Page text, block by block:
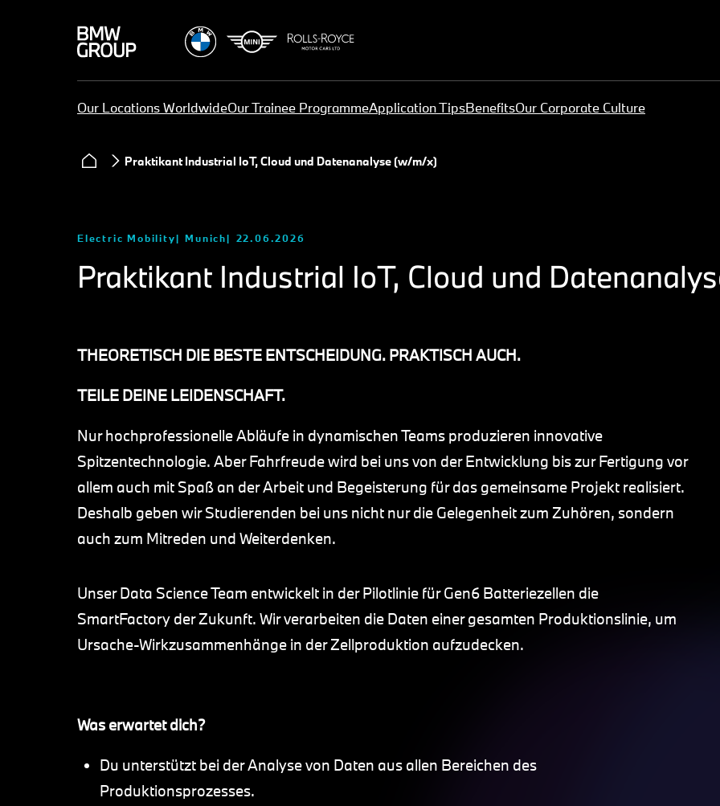
Our Locations WorldwideOur Trainee ProgrammeApplication TipsBenefitsOur Corporate Culture
Praktikant Industrial IoT, Cloud und Datenanalyse (w/m/x)
Electric Mobility Munich 22.06.2026
Praktikant Industrial IoT, Cloud und
THEORETISCH DIE BESTE ENTSCHEIDUNG. PRAKTISCH AUCH.
TEILE DEINE LEIDENSCHAFT.
Nur hochprofessionelle Abläufe in dynamischen Teams produzieren innovative
Spitzentechnologie. Aber Fahrfreude wird bei uns von der Entwicklung bis zur Fertigung vor
allem auch mit Spaß an der Arbeit und Begeisterung für das gemeinsame Projekt realisiert.
Deshalb geben wir Studierenden bei uns nicht nur die Gelegenheit zum Zuhören, sondern
auch zum Mitreden und Weiterdenken.
Unser Data Science Team entwickelt in der Pilotlinie für Gen6 Batteriezellen die
SmartFactory der Zukunft. Wir verarbeiten die Daten einer gesamten Produktionslinie, um
Ursache-Wirkzusammenhänge in der Zellproduktion aufzudecken.
Was erwartet dich?
Du unterstützt bei der Analyse von Daten aus allen Bereichen des
Produktionsprozesses.